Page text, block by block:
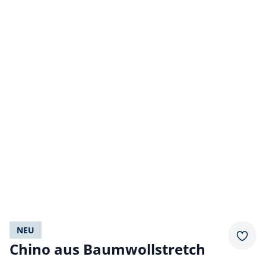
NEU
Chino aus Baumwollstretch